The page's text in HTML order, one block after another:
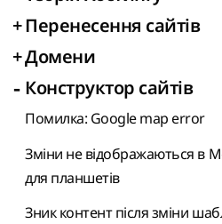
+Перенесення сайтів
+Домени
- Конструктор сайтів
Помилка: Google map error
Зміни не відображаються в
для планшетів
Зник контент після зміни